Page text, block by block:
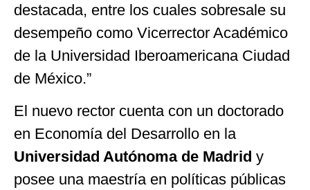
destacada, entre los cuales sobresale su
desempeño como Vicerrector Académico
de la Universidad Iberoamericana Ciudad
de México.”
El nuevo rector cuenta con un doctorado
en Economía del Desarrollo en la
Universidad Autónoma de Madrid y
posee una maestría en políticas públicas